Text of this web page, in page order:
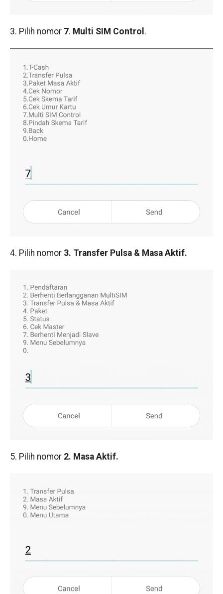
3. Pilih nomor 7. Multi SIM Control .
4. Pilih nomor 3. Transfer Pulsa & Masa Aktif.
5. Pilih nomor 2. Masa Aktif.